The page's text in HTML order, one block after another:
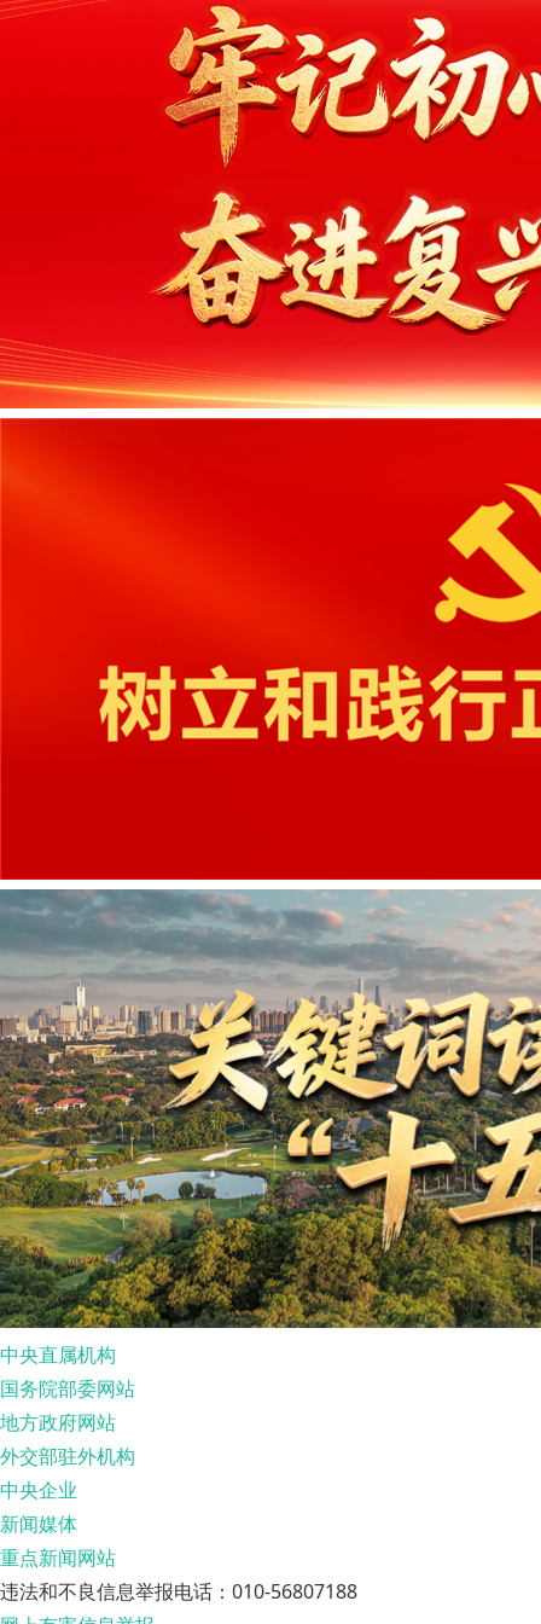
中央直属机构
国务院部委网站
地方政府网站
外交部驻外机构
中央企业
新闻媒体
重点新闻网站
违法和不良信息举报电话：010-56807188